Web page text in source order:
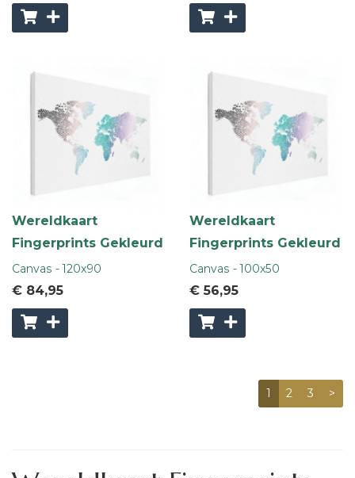
Wereldkaart
Fingerprints Gekleurd
Canvas - 120x90
€ 84,95
Wereldkaart
Fingerprints Gekleurd
Canvas - 100x50
€ 56,95
1 2 3 >